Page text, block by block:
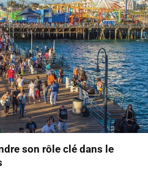
son rôle clé dans le